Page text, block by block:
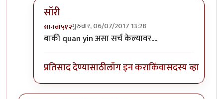
सॉरी
शानबा५१२गुरुवार, 06/07/2017 13:28
In reply toQuan Yin, the great goddess
बाकी quan yin असा सर्च केल्यावर....
प्रतिसाद देण्यासाठीलॉग इन कराकिंवासदस्य व्हा